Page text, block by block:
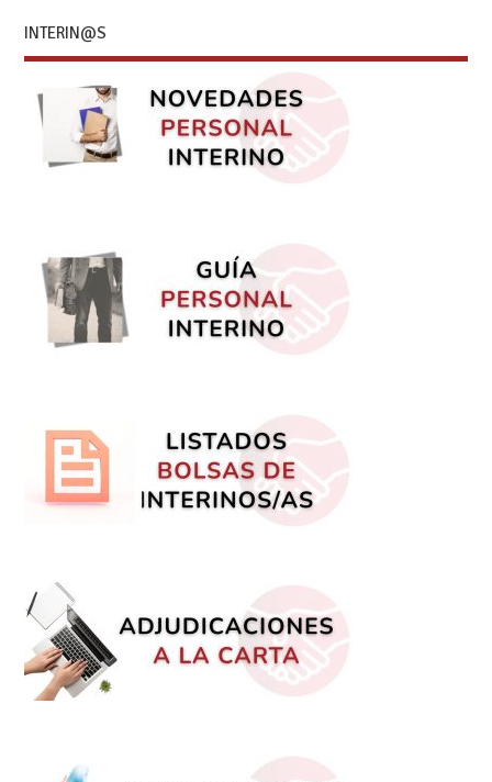
INTERIN@S